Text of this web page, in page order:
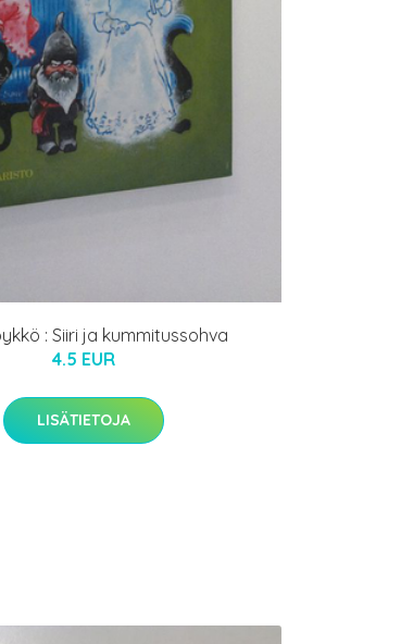
: Siiri ja kummitussohva
4.5 EUR
LISÄTIETOJA